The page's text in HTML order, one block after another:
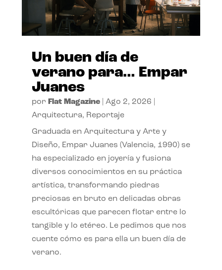
Un buen día de
verano para… Empar
Juanes
por Flat Magazine| Ago 2, 2026
Arquitectura, Reportaje
Graduada en Arquitectura y Arte y
Diseño, Empar Juanes (Valencia, 1990) se
ha especializado en joyería y fusiona
diversos conocimientos en su práctica
artística, transformando piedras
preciosas en bruto en delicadas obras
escultóricas que parecen flotar entre lo
tangible y lo etéreo. Le pedimos que nos
cuente cómo es para ella un buen día de
verano.